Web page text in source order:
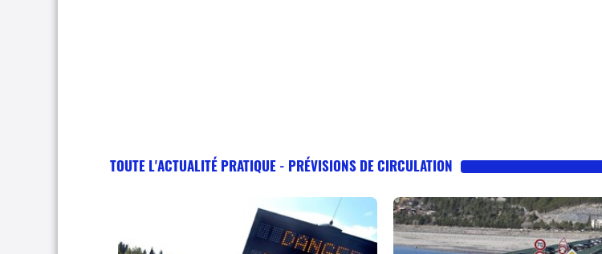
TOUTE L'ACTUALITÉ PRATIQUE - PRÉVISIONS DE CIRCULATION